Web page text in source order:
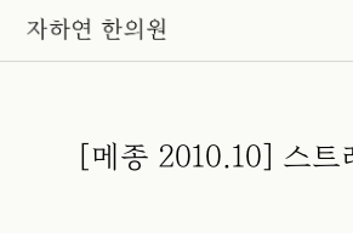
[메종 2010.10] 스트